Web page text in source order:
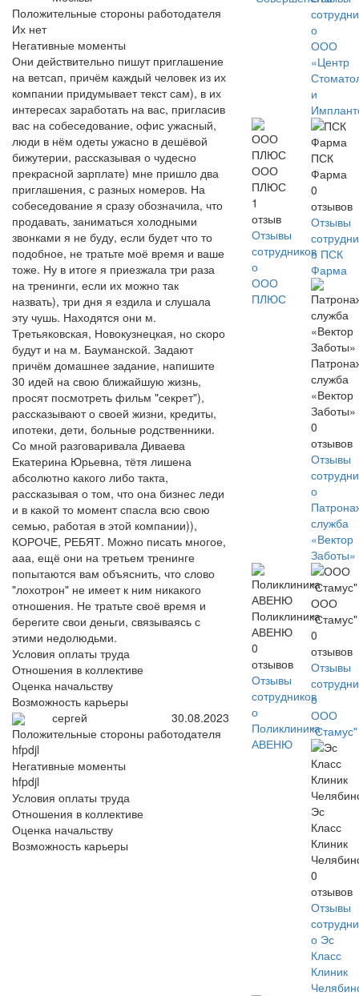
Положительные стороны работодателя
Их нет
Негативные моменты
Они действительно пишут приглашение
на ветсап, причём каждый человек из их
компании придумывает текст сам), в их
интересах заработать на вас, пригласив
вас на собеседование, офис ужасный,
люди в нём одеты ужасно в дешёвой
бижутерии, рассказывая о чудесно
прекрасной зарплате) мне пришло два
приглашения, с разных номеров. На
собеседование я сразу обозначила, что
продавать, заниматься холодными
звонками я не буду, если будет что то
подобное, не тратьте моё время и ваше
тоже. Ну в итоге я приезжала три раза
на тренинги, если их можно так
назвать), три дня я ездила и слушала
эту чушь. Находятся они м.
Третьяковская, Новокузнецкая, но скоро
будут и на м. Бауманской. Задают
причём домашнее задание, напишите
30 идей на свою ближайшую жизнь,
просят посмотреть фильм "секрет"),
рассказывают о своей жизни, кредиты,
ипотеки, дети, больные родственники.
Со мной разговаривала Диваева
Екатерина Юрьевна, тётя лишена
абсолютно какого либо такта,
рассказывая о том, что она бизнес леди
и в какой то момент спасла всю свою
семью, работая в этой компании)),
КОРОЧЕ, РЕБЯТ. Можно писать многое,
ааа, ещё они на третьем тренинге
попытаются вам объяснить, что слово
"лохотрон" не имеет к ним никакого
отношения. Не тратьте своё время и
берегите свои деньги, связываясь с
этими недолюдьми.
Условия оплаты труда
Отношения в коллективе
Оценка начальству
Возможность карьеры
сергей
30.08.2023
Положительные стороны работодателя
hfpdjl
Негативные моменты
hfpdjl
Условия оплаты труда
Отношения в коллективе
Оценка начальству
Возможность карьеры
о
ООО
«Центр
и
ООО
ПЛЮС
1
отзыв
Отзывы
сотрудников
о
ООО
ПЛЮС
ПСК
Фарма
0
отзывов
Отзывы
о ПСК
Фарма
служба
«Вектор
Заботы»
0
отзывов
Отзывы
о
служба
«Вектор
Заботы»
Поликлиника
АВЕНЮ
0
отзывов
Отзывы
сотрудников
о
Поликлиника
АВЕНЮ
ООО
"Стамус"
0
отзывов
Отзывы
о
ООО
"Стамус"
Эс
Класс
Клиник
0
отзывов
Отзывы
о Эс
Класс
Клиник